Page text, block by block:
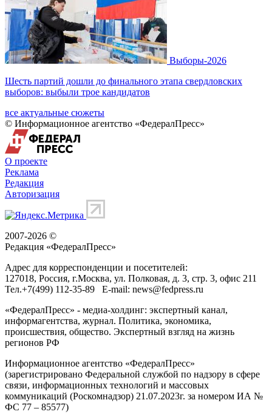
Выборы-2026
Шесть партий дошли до финального этапа свердловских
выборов: выбыли трое кандидатов
все актуальные сюжеты
© Информационное агентство «ФедералПресс»
О проекте
Реклама
Редакция
Авторизация
2007-2026 ©
Редакция «ФедералПресс»
Адрес для корреспонденции и посетителей:
127018, Россия, г.Москва, ул. Полковая, д. 3, стр. 3, офис 211
Тел.+7(499) 112-35-89 E-mail: news@fedpress.ru
«ФедералПресс» - медиа-холдинг: экспертный канал,
информагентства, журнал. Политика, экономика,
происшествия, общество. Экспертный взгляд на жизнь
регионов РФ
Информационное агентство «ФедералПресс»
(зарегистрировано Федеральной службой по надзору в сфере
связи, информационных технологий и массовых
коммуникаций (Роскомнадзор) 21.07.2023г. за номером ИА №
ФС 77 – 85577)